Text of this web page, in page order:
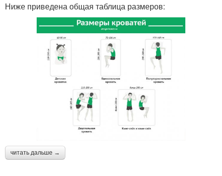
Ниже приведена общая таблица размеров:
читать дальше →